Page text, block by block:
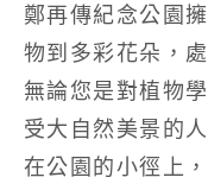
鄭再傳紀念公園
物到多彩花朵，
無論您是對植物
受大自然美景的
在公園的小徑上